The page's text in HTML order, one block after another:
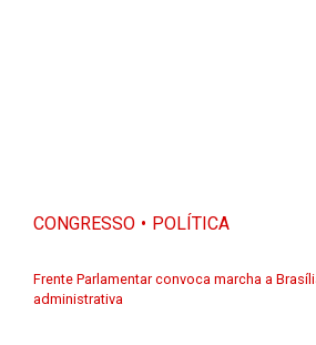
CONGRESSO POLÍTICA
Frente Parlamentar convoca marcha a
administrativa